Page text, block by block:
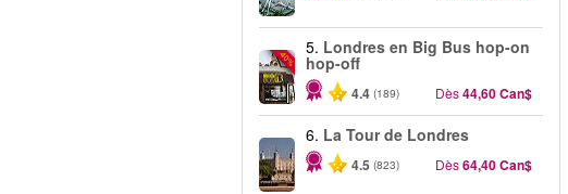
-40%
5. Londres en Big Bus hop-on
hop-off
4.4 (189) Dès44,60 Can$
6. La Tour de Londres
4.5 (823) Dès64,40 Can$